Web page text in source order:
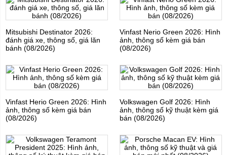
Mitsubishi Destinator 2026:
đánh giá xe, thông số, giá lăn
bánh (08/2026)
Vinfast Nerio Green 2026: Hình
ảnh, thông số kèm giá bán
(08/2026)
Vinfast Herio Green 2026: Hình
ảnh, thông số kèm giá bán
(08/2026)
Volkswagen Golf 2026: Hình
ảnh, thông số kỹ thuật kèm giá
bán (08/2026)